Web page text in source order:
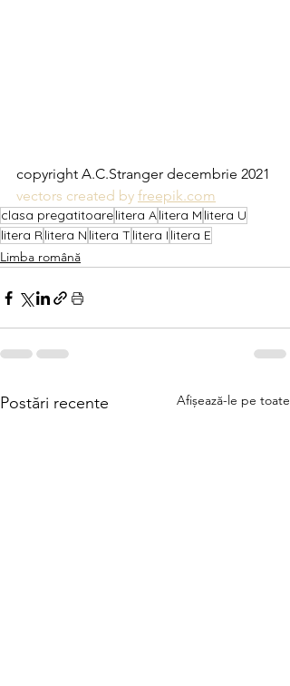
copyright A.C.Stranger decembrie 2021
vectors created by freepik.com
clasa pregatitoarelitera Alitera M litera U
litera Rlitera N litera T litera I litera E
Limba română
Postări recente Afișează-le pe toate